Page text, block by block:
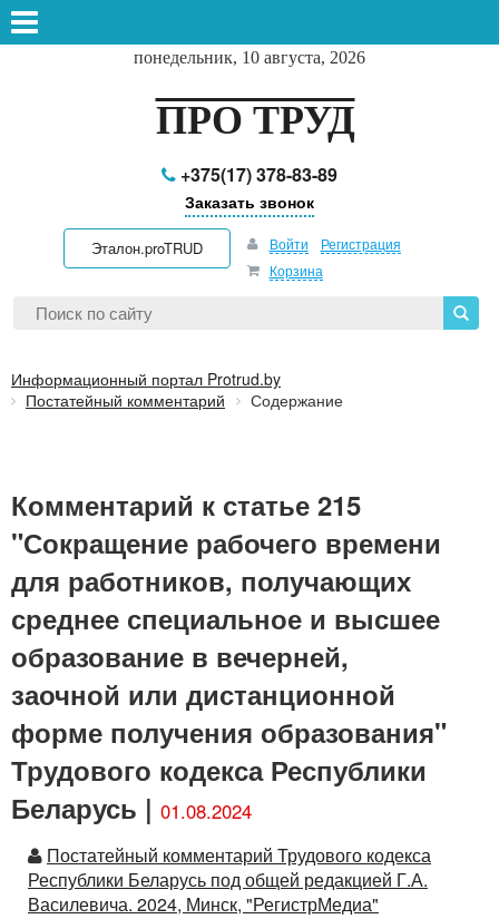
понедельник, 10 августа, 2026
ПРО ТРУД
+375(17) 378-83-89
Заказать звонок
Эталон.proTRUD Войти
Регистрация
Корзина
Информационный портал Protrud.by
Постатейный комментарий
Содержание
Комментарий к статье 215
"Сокращение рабочего времени
для работников, получающих
среднее специальное и высшее
образование в вечерней,
заочной или дистанционной
форме получения образования"
Трудового кодекса Республики
Беларусь | 01.08.2024
Автор
Постатейный комментарий Трудового кодекса
Республики Беларусь под общей редакцией Г.А.
Василевича. 2024, Минск, "РегистрМедиа"